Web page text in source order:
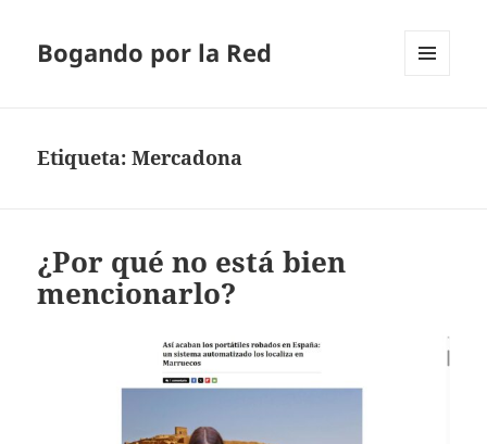
Bogando por la Red
Etiqueta:Mercadona
¿Por qué no está bien
mencionarlo?